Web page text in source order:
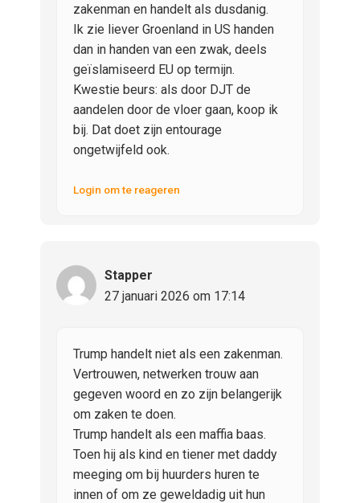
zakenman en handelt als dusdanig.
Ik zie liever Groenland in US handen
dan in handen van een zwak, deels
geïslamiseerd EU op termijn.
Kwestie beurs: als door DJT de
aandelen door de vloer gaan, koop ik
bij. Dat doet zijn entourage
ongetwijfeld ook.
Login om te reageren
Stapper
27 januari 2026 om 17:14
Trump handelt niet als een zakenman.
Vertrouwen, netwerken trouw aan
gegeven woord en zo zijn belangerijk
om zaken te doen.
Trump handelt als een maffia baas.
Toen hij als kind en tiener met daddy
meeging om bij huurders huren te
innen of om ze geweldadig uit hun